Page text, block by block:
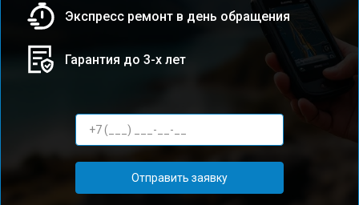
Экспресс ремонт в день обращения
Гарантия до 3-х лет
Отправить заявку